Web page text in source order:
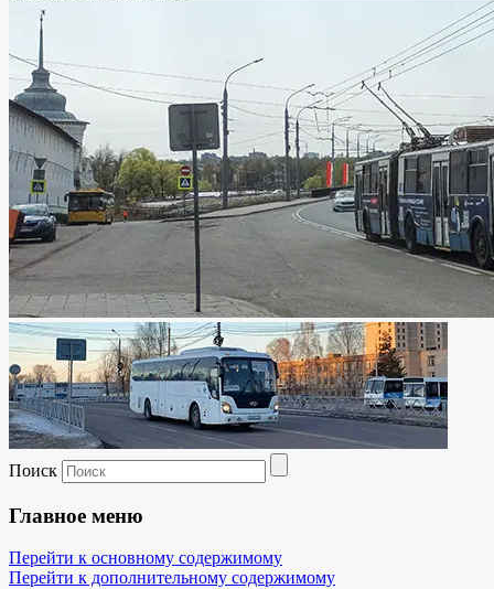
Поиск
Главное меню
Перейти к основному содержимому
Перейти к дополнительному содержимому